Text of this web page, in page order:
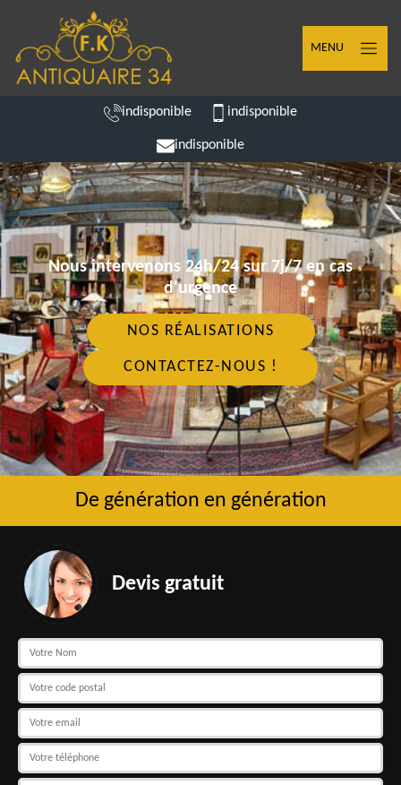
MENU
indisponible indisponible
indisponible
Nous intervenons 24h/24 sur 7j/7 en cas
d'urgence
NOS RÉALISATIONS
CONTACTEZ-NOUS !
De génération en génération
Devis gratuit